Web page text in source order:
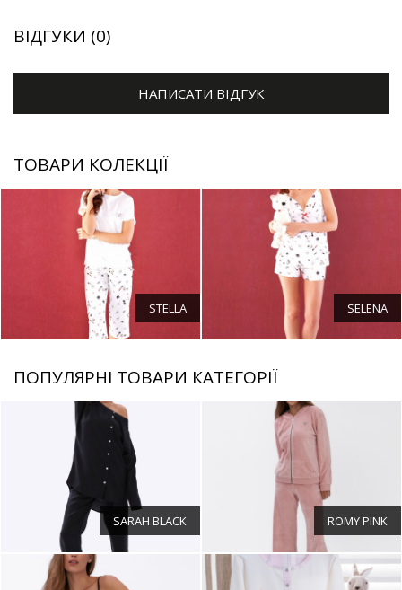
ВІДГУКИ (0)
НАПИСАТИ ВІДГУК
ТОВАРИ КОЛЕКЦІЇ
STELLA SELENA
ПОПУЛЯРНІ ТОВАРИ КАТЕГОРІЇ
SARAH BLACK ROMY PINK